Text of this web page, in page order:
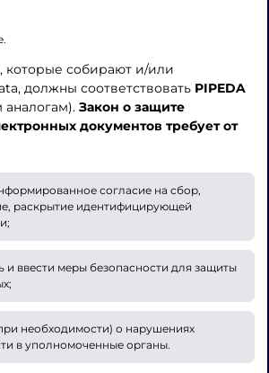
которые собирают и/или
должны соответствовать PIPEDA
Закон о защите
документов требует от
согласие на сбор,
раскрытие идентифицирующей
и ввести меры безопасности для защиты
необходимости) о нарушениях
в уполномоченные органы.